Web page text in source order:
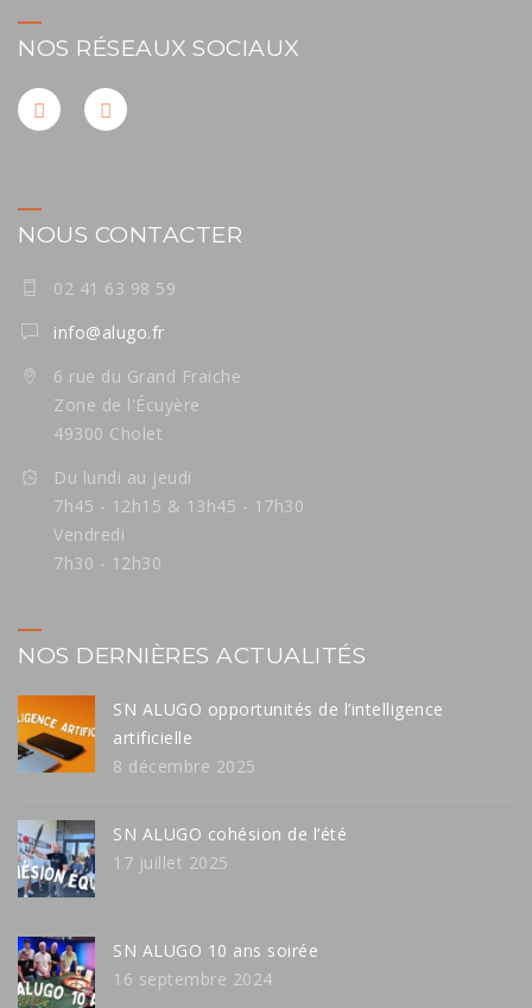
NOS RÉSEAUX SOCIAUX
NOUS CONTACTER
02 41 63 98 59
info@alugo.fr
6 rue du Grand Fraiche
Zone de l'Écuyère
49300 Cholet
Du lundi au jeudi
7h45 - 12h15 & 13h45 - 17h30
Vendredi
7h30 - 12h30
NOS DERNIÈRES ACTUALITÉS
SN ALUGO opportunités de l’intelligence
artificielle
8 décembre 2025
SN ALUGO cohésion de l’été
17 juillet 2025
SN ALUGO 10 ans soirée
16 septembre 2024